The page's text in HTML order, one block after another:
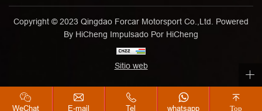
Copyright © 2023 Qingdao Forcar Motorsport Co.,Ltd. Powered
By HiCheng Impulsado Por HiCheng
Sitio web
WeChat E-mail Tel whatsapp Top